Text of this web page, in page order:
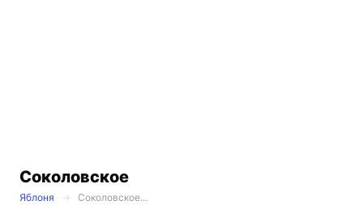
Соколовское
Яблоня
Соколовское...